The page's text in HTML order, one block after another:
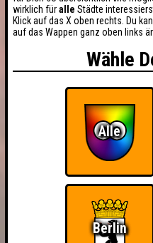
wirklich füralle Städte
Klick auf das X oben rechts. Du
auf das Wappen ganz oben links
Wähle
Alle
Berlin